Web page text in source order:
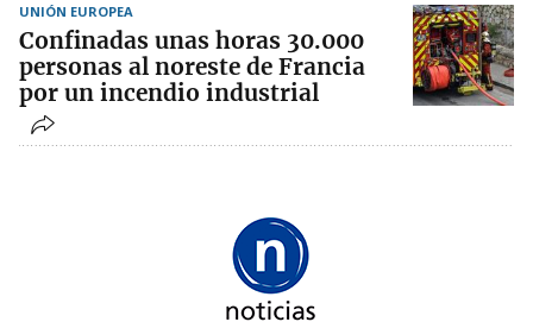
UNIÓN EUROPEA
Confinadas unas horas 30.000
personas al noreste de Francia
por un incendio industrial